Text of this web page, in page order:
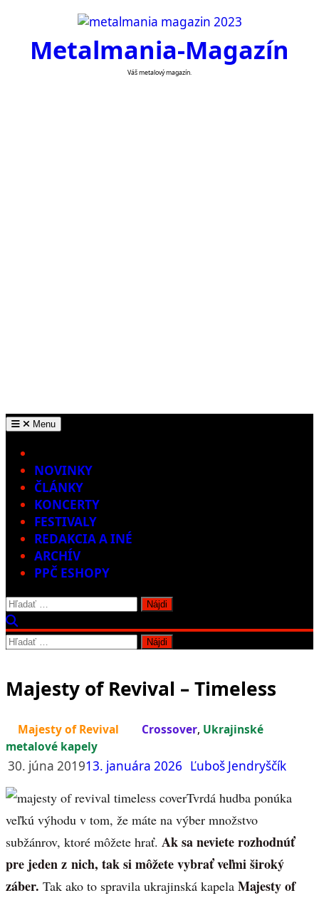
contentMetalmania-Magazín
Váš metalový magazín.
Menu
NOVINKY
ČLÁNKY
KONCERTY
FESTIVALY
REDAKCIA A INÉ
ARCHÍV
PPČ ESHOPY
Hľadať:
Hľadať:
Majesty of Revival – Timeless
Majesty of Revival Crossover, Ukrajinské
metalové kapely
30. júna 201913. januára 2026 Ľuboš Jendryščík
Tvrdá hudba ponúka
veľkú výhodu v tom, že máte na výber množstvo
subžánrov, ktoré môžete hrať. Ak sa neviete rozhodnúť
pre jeden z nich, tak si môžete vybrať veľmi široký
záber. Tak ako to spravila ukrajinská kapela Majesty of